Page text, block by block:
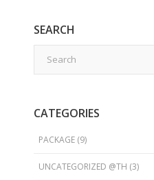
SEARCH
CATEGORIES
PACKAGE (9)
UNCATEGORIZED @TH (3)